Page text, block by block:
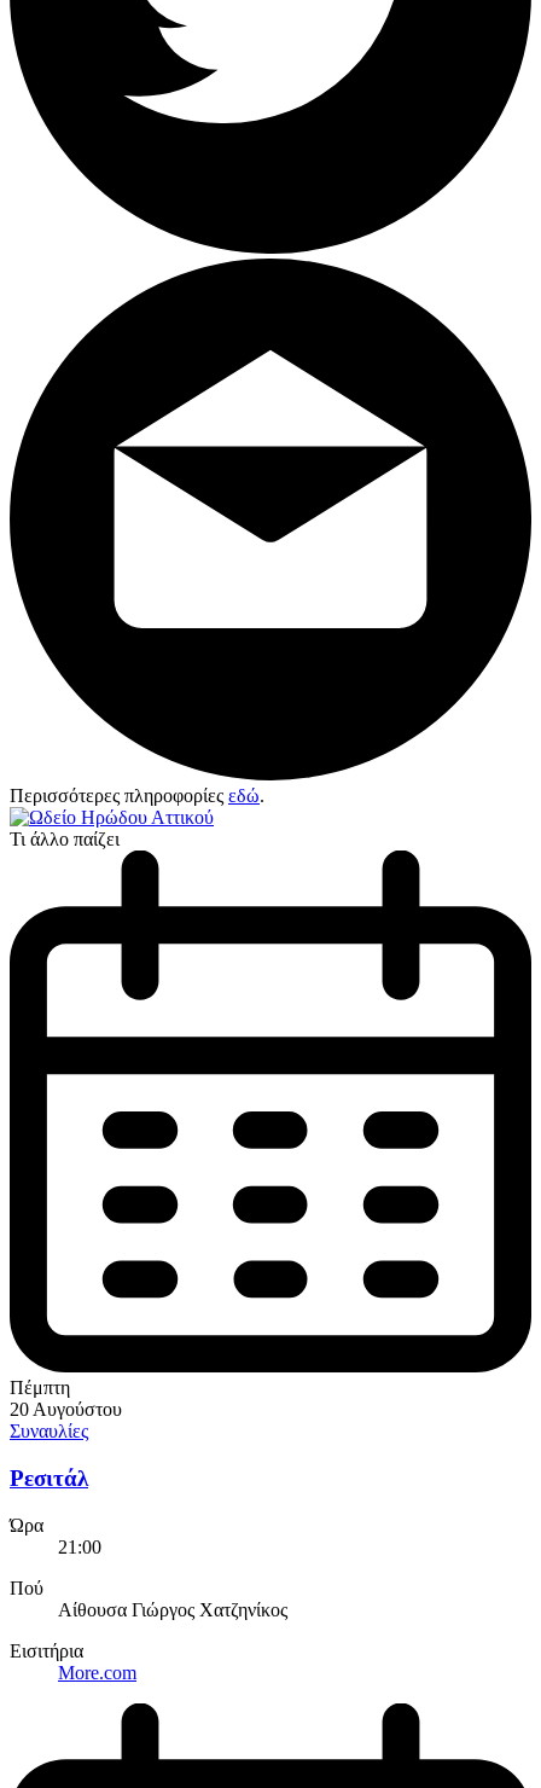
Περισσότερες πληροφορίες εδώ.
Τι άλλο παίζει
Πέμπτη
20 Αυγούστου
Συναυλίες
Ρεσιτάλ
Ώρα
21:00
Πού
Αίθουσα Γιώργος Χατζηνίκος
Εισιτήρια
More.com